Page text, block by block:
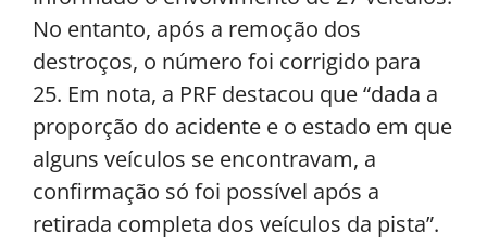
No entanto, após a remoção dos
destroços, o número foi corrigido para
25. Em nota, a PRF destacou que “dada a
proporção do acidente e o estado em que
alguns veículos se encontravam, a
confirmação só foi possível após a
retirada completa dos veículos da pista”.